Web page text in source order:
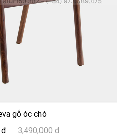
gỗ óc chó
3,490,000 đ